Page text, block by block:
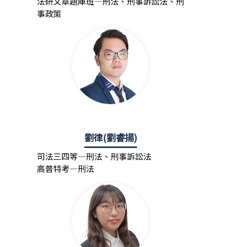
事政策
劉律(劉睿揚)
司法三四等—刑法、刑事訴訟法
高普特考—刑法